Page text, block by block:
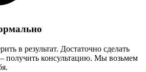
в результат. Достаточно сделать
получить консультацию. Мы возьмем